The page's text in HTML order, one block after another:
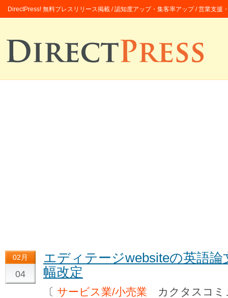
DirectPress! 無料プレスリリース掲載 / 認知度アップ・集客率アップ / 営業支援
02月
04
エディテージwebsiteの英語
幅改定
〔 サービス業/小売業 カクタスコ